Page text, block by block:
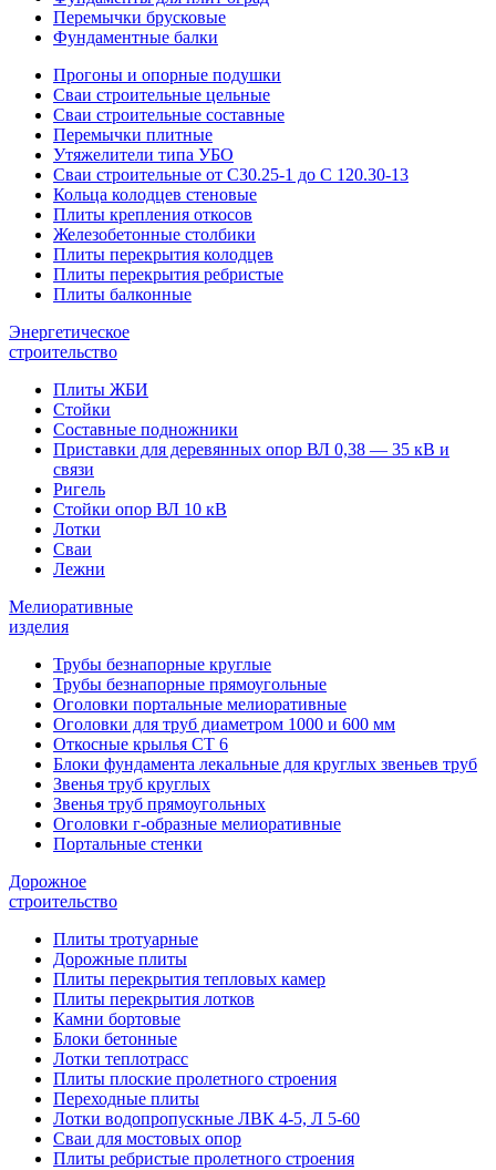
Перемычки брусковые
Фундаментные балки
Прогоны и опорные подушки
Сваи строительные цельные
Сваи строительные составные
Перемычки плитные
Утяжелители типа УБО
Сваи строительные от С30.25-1 до С 120.30-13
Кольца колодцев стеновые
Плиты крепления откосов
Железобетонные столбики
Плиты перекрытия колодцев
Плиты перекрытия ребристые
Плиты балконные
Энергетическое
строительство
Плиты ЖБИ
Стойки
Составные подножники
Приставки для деревянных опор ВЛ 0,38 — 35 кВ и
связи
Ригель
Стойки опор ВЛ 10 кВ
Лотки
Сваи
Лежни
Мелиоративные
изделия
Трубы безнапорные круглые
Трубы безнапорные прямоугольные
Оголовки портальные мелиоративные
Оголовки для труб диаметром 1000 и 600 мм
Откосные крылья СТ 6
Блоки фундамента лекальные для круглых звеньев труб
Звенья труб круглых
Звенья труб прямоугольных
Оголовки г-образные мелиоративные
Портальные стенки
Дорожное
строительство
Плиты тротуарные
Дорожные плиты
Плиты перекрытия тепловых камер
Плиты перекрытия лотков
Камни бортовые
Блоки бетонные
Лотки теплотрасс
Плиты плоские пролетного строения
Переходные плиты
Лотки водопропускные ЛВК 4-5, Л 5-60
Сваи для мостовых опор
Плиты ребристые пролетного строения